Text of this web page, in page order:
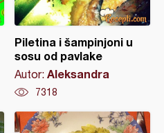
Piletina i šampinjoni u
sosu od pavlake
Autor: Aleksandra
7318